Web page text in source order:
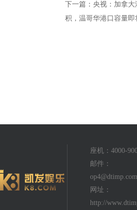
下一篇：央视：加拿
积，温哥华港口容量
座机：4000-
邮件：
op4@dtimp.com
网址：
http://